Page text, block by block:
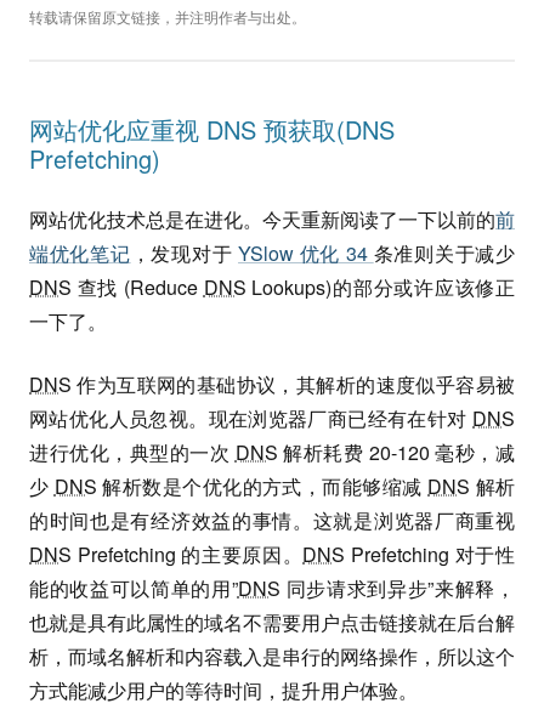
转载请保留原文链接，并注明作者与出处。
网站优化应重视 DNS 预获取(DNS
Prefetching)
网站优化技术总是在进化。今天重新阅读了一下以前的前
端优化笔记 ，发现对于YSlow 优化 34 条准则关于减少
DNS 查找 (Reduce DNS Lookups)的部分或许应该修正
一下了。
DNS 作为互联网的基础协议，其解析的速度似乎容易被
网站优化人员忽视。现在浏览器厂商已经有在针对 DNS
进行优化，典型的一次 DNS 解析耗费 20-120 毫秒，减
少 DNS 解析数是个优化的方式，而能够缩减 DNS 解析
的时间也是有经济效益的事情。这就是浏览器厂商重视
DNS Prefetching 的主要原因。 DNS Prefetching 对于性
能的收益可以简单的用”DNS 同步请求到异步”来解释，
也就是具有此属性的域名不需要用户点击链接就在后台解
析，而域名解析和内容载入是串行的网络操作，所以这个
方式能减少用户的等待时间，提升用户体验。